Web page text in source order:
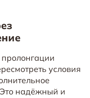
пролонгации
условия
надёжный и